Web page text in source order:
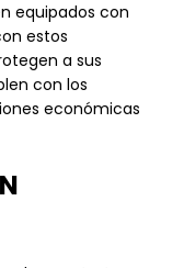
equipados con
estos
a sus
con los
económicas